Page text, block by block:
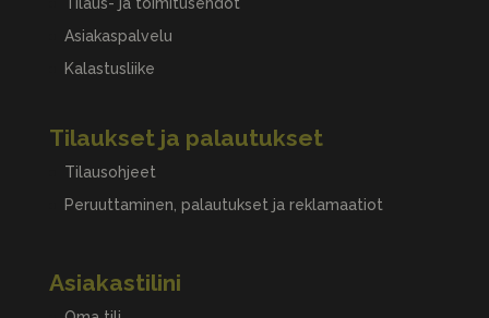
Tilaus- ja toimitusehdot
Asiakaspalvelu
Kalastusliike
Tilaukset ja palautukset
Tilausohjeet
Peruuttaminen, palautukset ja reklamaatiot
Asiakastilini